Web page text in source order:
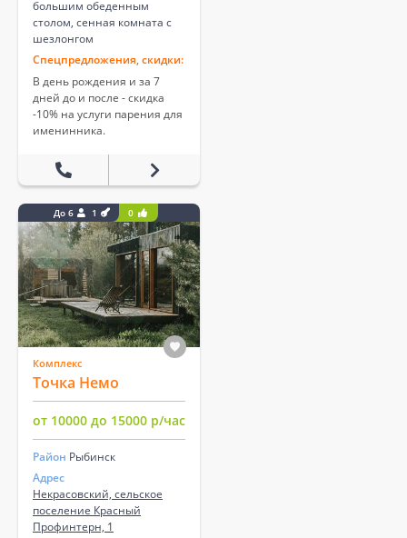
большим обеденным
столом, сенная комната с
шезлонгом
Спецпредложения, скидки:
В день рождения и за 7
дней до и после - скидка
-10% на услуги парения для
именинника.
До 6 1 0
Комплекс
Точка Немо
от 10000 до 15000 р/час
Район Рыбинск
Адрес
Некрасовский, сельское
поселение Красный
Профинтерн, 1